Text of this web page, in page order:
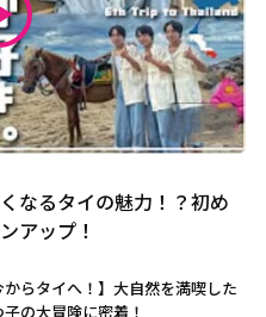
なるタイの魅力！？初め
アップ！
からタイへ！】大自然を満喫した
の大冒険に密着！